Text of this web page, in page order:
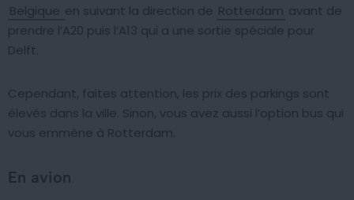
Belgique en suivant la direction de Rotterdam avant de
prendre l’A20 puis l’A13 qui a une sortie spéciale pour
Delft.
Cependant, faites attention, les prix des parkings sont
élevés dans la ville. Sinon, vous avez aussi l’option bus qui
vous emmène à Rotterdam.
En avion